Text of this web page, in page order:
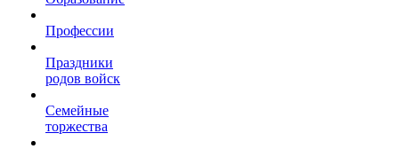
Профессии
Праздники
родов войск
Семейные
торжества